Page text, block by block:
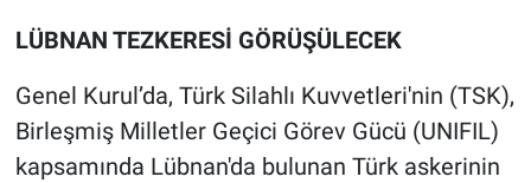
LÜBNAN TEZKERESİ GÖRÜŞÜLECEK
Genel Kurul’da, Türk Silahlı Kuvvetleri'nin (TSK),
Birleşmiş Milletler Geçici Görev Gücü (UNIFIL)
kapsamında Lübnan'da bulunan Türk askerinin